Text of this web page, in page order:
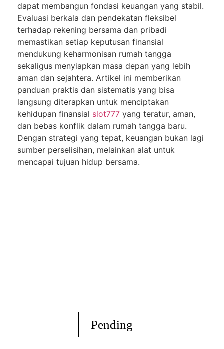
dapat membangun fondasi keuangan yang stabil.
Evaluasi berkala dan pendekatan fleksibel
terhadap rekening bersama dan pribadi
memastikan setiap keputusan finansial
mendukung keharmonisan rumah tangga
sekaligus menyiapkan masa depan yang lebih
aman dan sejahtera. Artikel ini memberikan
panduan praktis dan sistematis yang bisa
langsung diterapkan untuk menciptakan
kehidupan finansial slot777 yang teratur, aman,
dan bebas konflik dalam rumah tangga baru.
Dengan strategi yang tepat, keuangan bukan lagi
sumber perselisihan, melainkan alat untuk
mencapai tujuan hidup bersama.
Pending